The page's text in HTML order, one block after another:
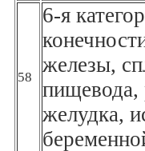
58
6-я
железы,
пищевода,
желудка,